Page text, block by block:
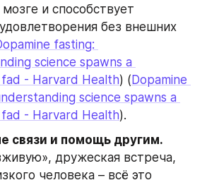
и способствует
без внешних
fasting:
science spawns a
- Harvard Health) ( Dopamine
science spawns a
- Harvard Health).
связи и помощь другим.
дружеская встреча,
человека – всё это